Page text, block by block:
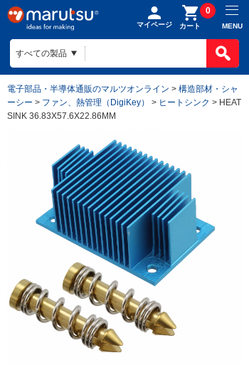
マイページ カート
0
MENU
電子部品・半導体通販のマルツオンライン > 構造部材・シャ
ーシー > ファン、熱管理（DigiKey） > ヒートシンク > HEAT
SINK 36.83X57.6X22.86MM